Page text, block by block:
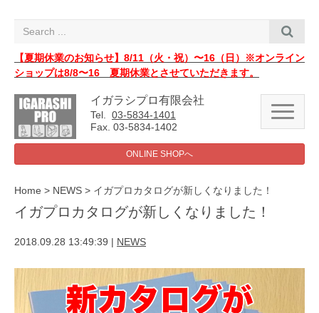
i
【夏期休業のお知らせ】8/11（火・祝）〜16（日）※オンライン
ショップは8/8〜16 夏期休業とさせていただきます。
イガラシプロ有限会社
Tel. 03-5834-1401
Fax. 03-5834-1402
N
a
v
i
a
ONLINE SHOPへ
Home > NEWS > イガプロカタログが新しくなりました！
イガプロカタログが新しくなりました！
2018.09.28 13:49:39 NEWS